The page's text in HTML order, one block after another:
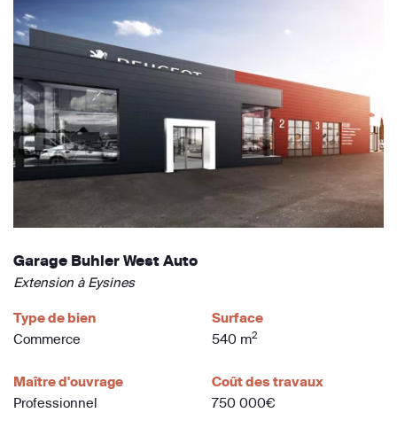
Garage Buhler West Auto
Extension à Eysines
Type de bien
Commerce
Surface
540 m2
Maître d'ouvrage
Professionnel
Coût des travaux
750 000€